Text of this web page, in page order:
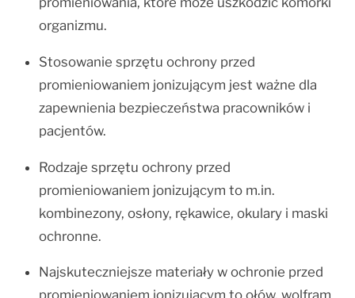
organizmu.
Stosowanie sprzętu ochrony przed
promieniowaniem jonizującym jest ważne dla
zapewnienia bezpieczeństwa pracowników i
pacjentów.
Rodzaje sprzętu ochrony przed
promieniowaniem jonizującym to m.in.
kombinezony, osłony, rękawice, okulary i maski
ochronne.
Najskuteczniejsze materiały w ochronie przed